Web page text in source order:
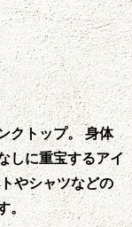
クトップ。 身体
しに重宝するアイ
やシャツなどの
。